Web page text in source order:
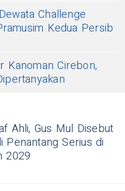
Challenge
Kedua Persib
Kanoman Cirebon,
Ahli, Gus Mul Disebut
Penantang Serius di
2029